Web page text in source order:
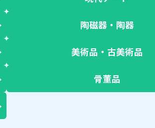
陶磁器・陶器
美術品・古美術品
骨董品